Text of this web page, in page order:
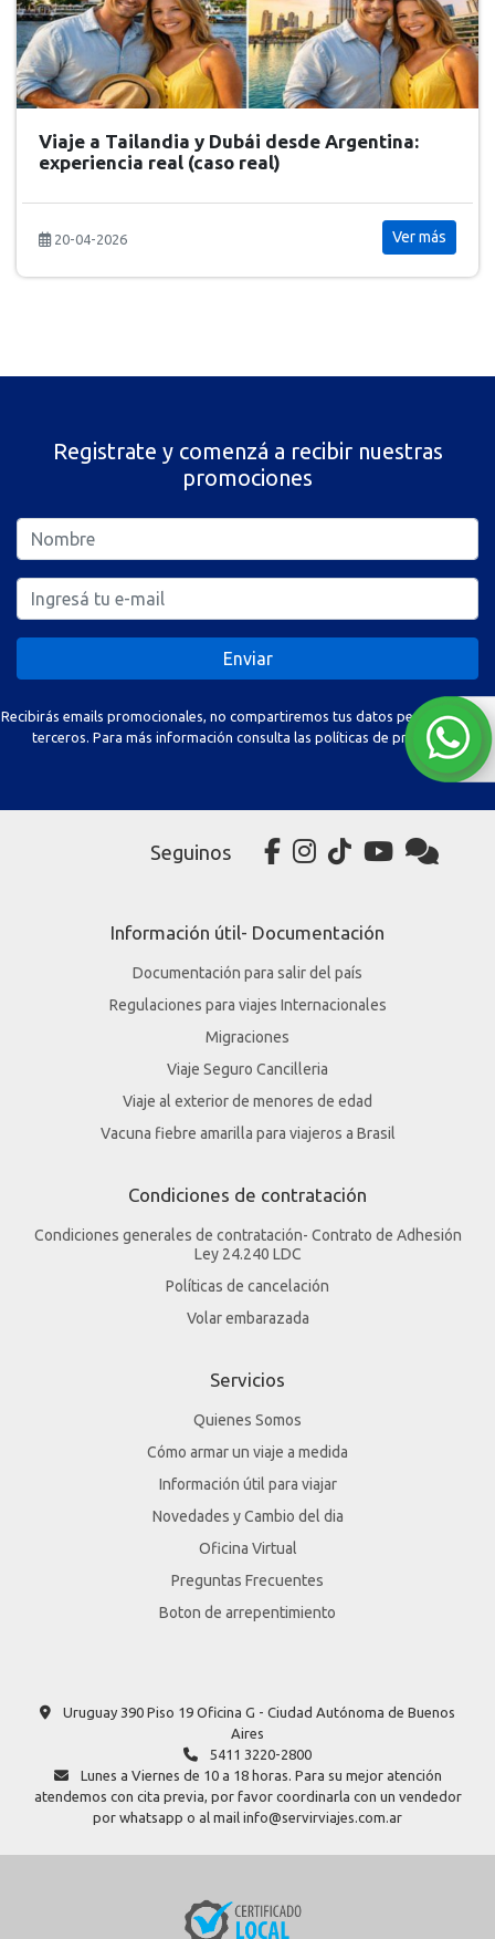
Viaje a Tailandia y Dubái desde Argentina:
experiencia real (caso real)
20-04-2026 Ver más
Registrate y comenzá a recibir nuestras
promociones
Enviar
Recibirás emails promocionales, no compartiremos tus datos personales con
terceros. Para más información consulta las políticas de privacidad.
Seguinos
Información útil- Documentación
Documentación para salir del país
Regulaciones para viajes Internacionales
Migraciones
Viaje Seguro Cancilleria
Viaje al exterior de menores de edad
Vacuna fiebre amarilla para viajeros a Brasil
Condiciones de contratación
Condiciones generales de contratación- Contrato de Adhesión
Ley 24.240 LDC
Políticas de cancelación
Volar embarazada
Servicios
Quienes Somos
Cómo armar un viaje a medida
Información útil para viajar
Novedades y Cambio del dia
Oficina Virtual
Preguntas Frecuentes
Boton de arrepentimiento
Uruguay 390 Piso 19 Oficina G - Ciudad Autónoma de Buenos
Aires
5411 3220-2800
Lunes a Viernes de 10 a 18 horas. Para su mejor atención
atendemos con cita previa, por favor coordinarla con un vendedor
por whatsapp o al mail info@servirviajes.com.ar